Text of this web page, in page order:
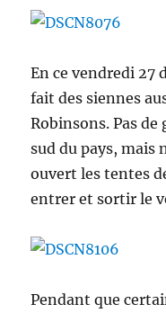
En ce vendredi 27
fait des siennes
Robinsons. Pas
sud du pays, mais
ouvert les tentes
entrer et sortir le
Pendant que